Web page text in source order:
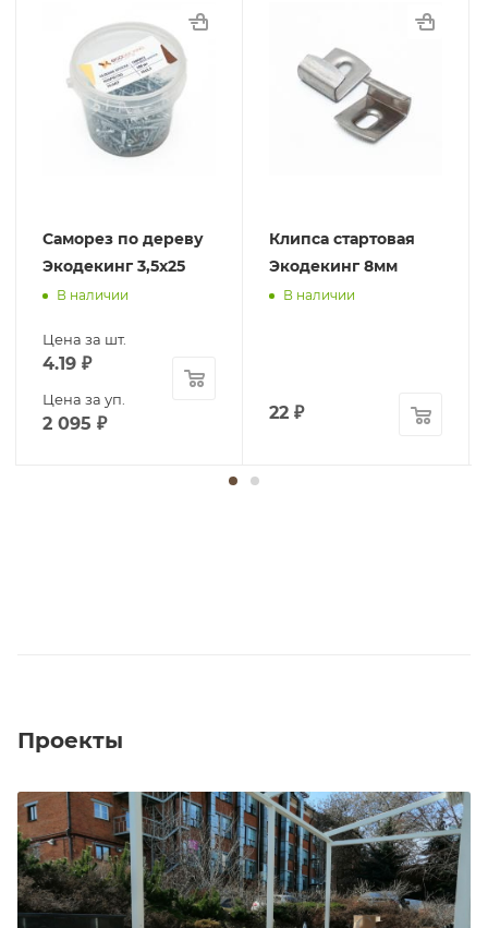
Саморез по дереву
Экодекинг 3,5х25
В наличии
Цена за шт.
4.19 ₽
Цена за уп.
2 095 ₽
Клипса стартовая
Экодекинг 8мм
В наличии
22 ₽
Проекты